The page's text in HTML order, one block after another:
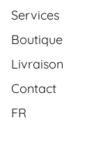
Services
Boutique
Livraison
Contact
FR